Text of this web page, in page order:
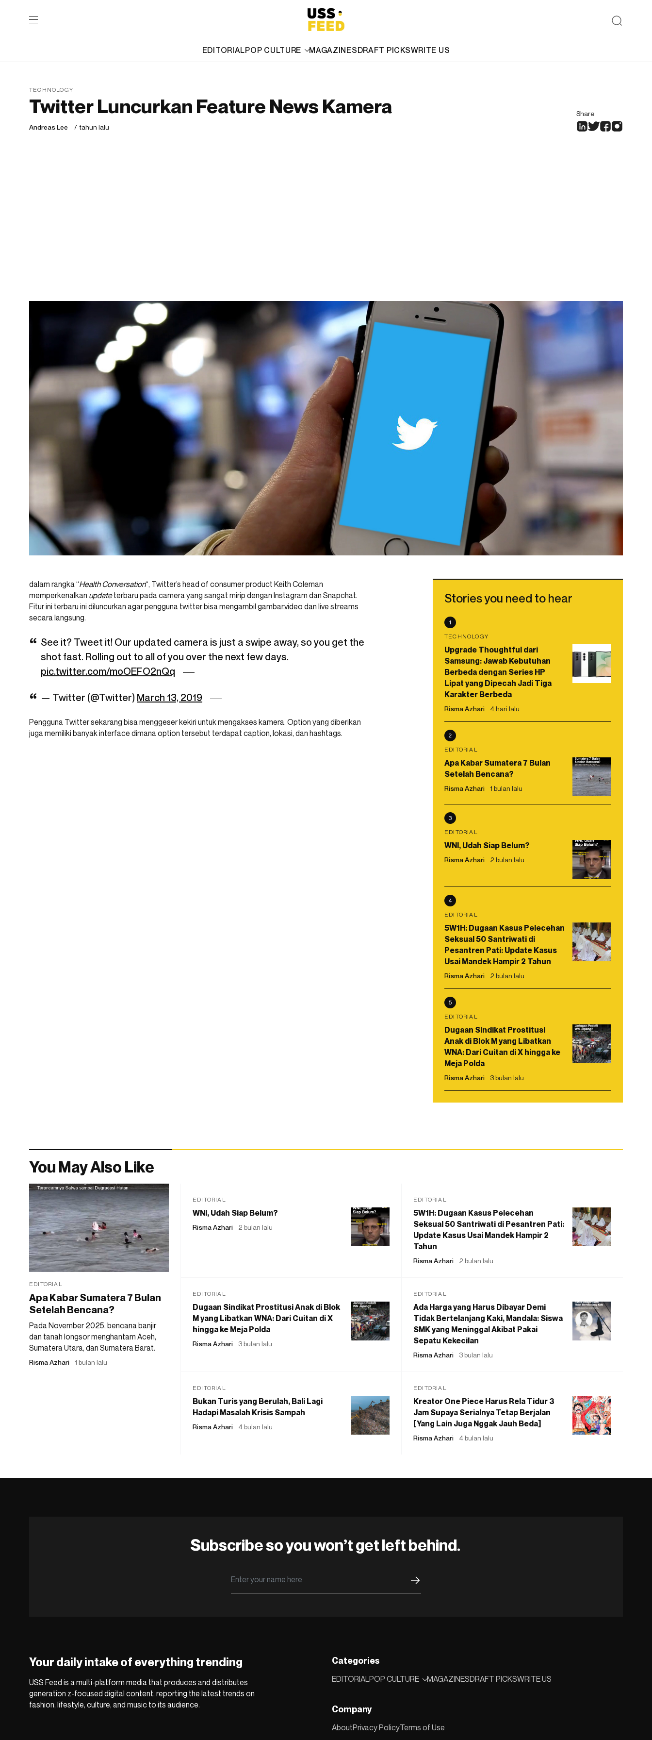
EDITORIALPOP CULTURE MAGAZINESDRAFT PICKSWRITE US
TECHNOLOGY
Twitter Luncurkan Feature News Kamera
Andreas Lee 7 tahun lalu
Share
dalam rangka “Health Conversation“, Twitter’s head of consumer product Keith Coleman
memperkenalkan updateterbaru pada camera yang sangat mirip dengan Instagram dan Snapchat.
Fitur ini terbaru ini diluncurkan agar pengguna twitter bisa mengambil gambar,video dan live streams
secara langsung.
See it? Tweet it! Our updated camera is just a swipe away, so you get the
shot fast. Rolling out to all of you over the next few days.
pic.twitter.com/moOEFO2nQq
— Twitter (@Twitter) March 13, 2019
Pengguna Twitter sekarang bisa menggeser kekiri untuk mengakses kamera. Option yang diberikan
juga memiliki banyak interface dimana option tersebut terdapat caption, lokasi, dan hashtags.
Stories you need to hear
1
TECHNOLOGY
Upgrade Thoughtful dari
Samsung: Jawab Kebutuhan
Berbeda dengan Series HP
Lipat yang Dipecah Jadi Tiga
Karakter Berbeda
Risma Azhari 4 hari lalu
2
EDITORIAL
Apa Kabar Sumatera 7 Bulan
Setelah Bencana?
Risma Azhari 1 bulan lalu
3
EDITORIAL
WNI, Udah Siap Belum?
Risma Azhari 2 bulan lalu
4
EDITORIAL
5W1H: Dugaan Kasus Pelecehan
Seksual 50 Santriwati di
Pesantren Pati: Update Kasus
Usai Mandek Hampir 2 Tahun
Risma Azhari 2 bulan lalu
5
EDITORIAL
Dugaan Sindikat Prostitusi
Anak di Blok M yang Libatkan
WNA: Dari Cuitan di X hingga ke
Meja Polda
Risma Azhari 3 bulan lalu
You May Also Like
EDITORIAL
Apa Kabar Sumatera 7 Bulan
Setelah Bencana?
Pada November 2025, bencana banjir
dan tanah longsor menghantam Aceh,
Sumatera Utara, dan Sumatera Barat.
Risma Azhari 1 bulan lalu
EDITORIAL
WNI, Udah Siap Belum?
Risma Azhari 2 bulan lalu
EDITORIAL
5W1H: Dugaan Kasus Pelecehan
Seksual 50 Santriwati di Pesantren Pati:
Update Kasus Usai Mandek Hampir 2
Tahun
Risma Azhari 2 bulan lalu
EDITORIAL
Dugaan Sindikat Prostitusi Anak di Blok
M yang Libatkan WNA: Dari Cuitan di X
hingga ke Meja Polda
Risma Azhari 3 bulan lalu
EDITORIAL
Ada Harga yang Harus Dibayar Demi
Tidak Bertelanjang Kaki, Mandala: Siswa
SMK yang Meninggal Akibat Pakai
Sepatu Kekecilan
Risma Azhari 3 bulan lalu
EDITORIAL
Bukan Turis yang Berulah, Bali Lagi
Hadapi Masalah Krisis Sampah
Risma Azhari 4 bulan lalu
EDITORIAL
Kreator One Piece Harus Rela Tidur 3
Jam Supaya Serialnya Tetap Berjalan
[Yang Lain Juga Nggak Jauh Beda]
Risma Azhari 4 bulan lalu
Subscribe so you won’t get left behind.
Your daily intake of everything trending
USS Feed is a multi-platform media that produces and distributes
generation z-focused digital content, reporting the latest trends on
fashion, lifestyle, culture, and music to its audience.
Categories
EDITORIALPOP CULTURE MAGAZINESDRAFT PICKSWRITE US
Company
AboutPrivacy PolicyTerms of Use